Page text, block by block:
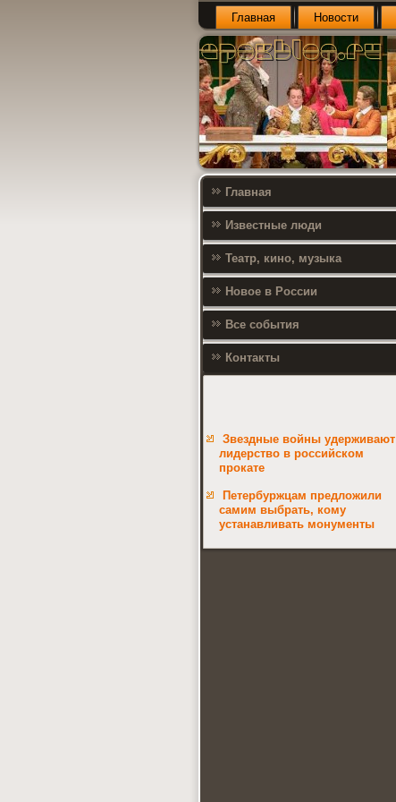
Главная Новости
Главная
Известные люди
Театр, кино, музыка
Новое в России
Все события
Контакты
Звездные войны удерживают
лидерство в российском
прокате
Петербуржцам предложили
самим выбрать, кому
устанавливать монументы